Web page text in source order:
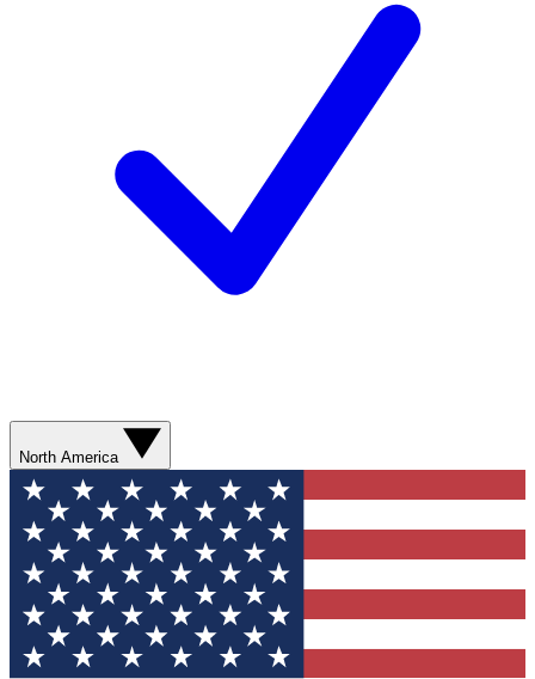
North America